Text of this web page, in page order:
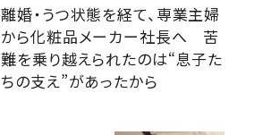
離婚・うつ状態を経て、専業主婦
から化粧品メーカー社長へ 苦
難を乗り越えられたのは“息子た
ちの支え”があったから